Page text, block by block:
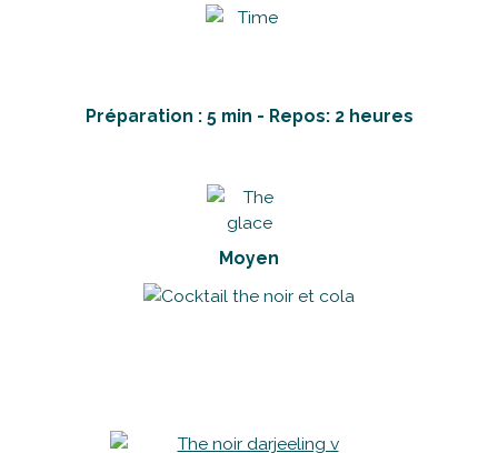
Préparation : 5 min - Repos: 2 heures
Moyen